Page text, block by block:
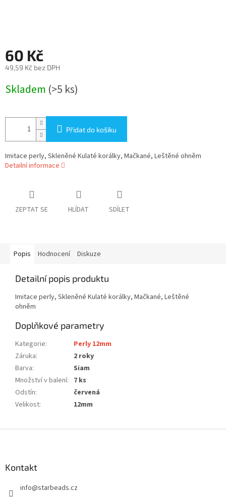
60 Kč
49,59 Kč bez DPH
cena:
Skladem (>5 ks)
Přidat do košíku
Imitace perly, Skleněné Kulaté korálky, Mačkané, Leštěné ohněm
Detailní informace
ZEPTAT SE HLÍDAT SDÍLET
Popis Hodnocení Diskuze
Detailní popis produktu
Imitace perly, Skleněné Kulaté korálky, Mačkané, Leštěné
ohněm
Doplňkové parametry
Kategorie:
Perly 12mm
Záruka:
2 roky
Barva:
Siam
Množství v balení: 7 ks
Odstín:
červená
Velikost: 12mm
Kontakt
info@starbeads.cz